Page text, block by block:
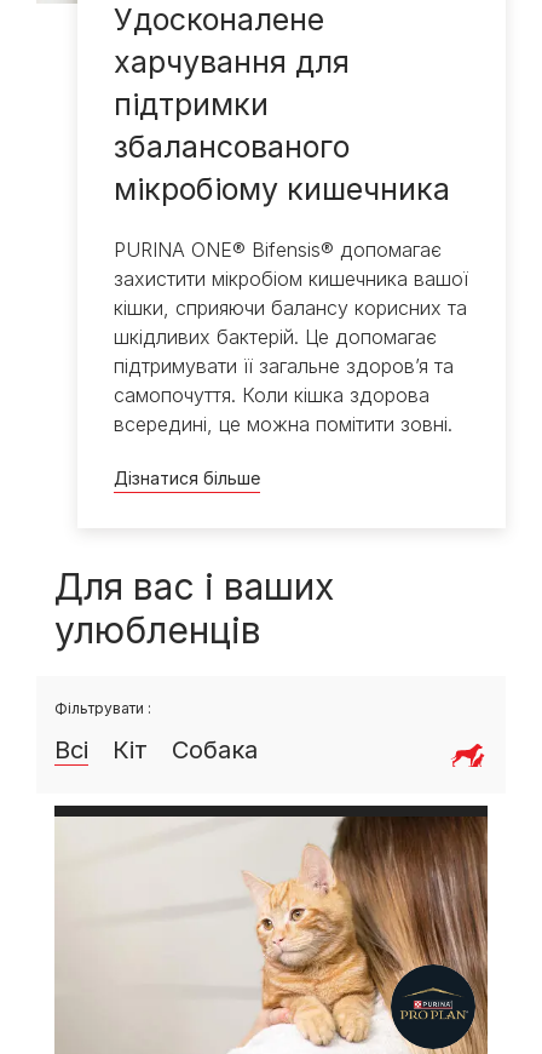
Удосконалене
харчування для
підтримки
збалансованого
мікробіому кишечника
PURINA ONE® Bifensis® допомагає
захистити мікробіом кишечника вашої
кішки, сприяючи балансу корисних та
шкідливих бактерій. Це допомагає
підтримувати її загальне здоров’я та
самопочуття. Коли кішка здорова
всередині, це можна помітити зовні.
Дізнатися більше
Для вас і ваших
улюбленців
Фільтрувати :
Собака
Кіт
Всі